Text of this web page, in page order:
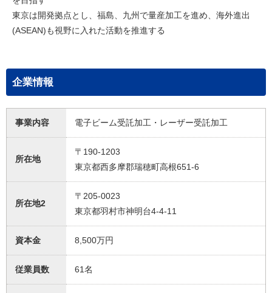
東京は開発拠点とし、福島、九州で量産加工を進め、海外進出
(ASEAN)も視野に入れた活動を推進する
企業情報
事業内容 電子ビーム受託加工・レーザー受託加工
所在地
〒190-1203
東京都西多摩郡瑞穂町高根651-6
所在地2
〒205-0023
東京都羽村市神明台4-4-11
資本金 8,500万円
従業員数 61名